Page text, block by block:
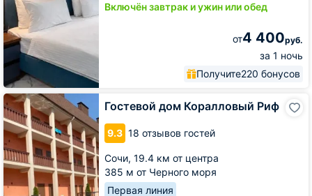
Включён завтрак и ужин или обед
от4 400руб.
за 1 ночь
Получите220 бонусов
Гостевой дом Коралловый Риф
9.3 18 отзывов гостей
Сочи, 19.4 км от центра
385 м от Черного моря
Первая линия
Гостевой
дом
Коралловый
Риф